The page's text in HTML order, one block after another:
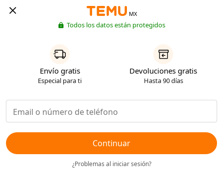
MX
Todos los datos están protegidos
Envío gratis
Especial para ti
Devoluciones gratis
Hasta 90 días
Continuar
¿Problemas al iniciar sesión?